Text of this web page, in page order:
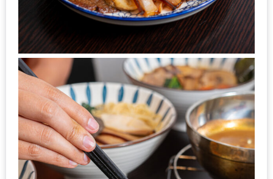
บ้าน
ทุก
คน
ต้อง
มา
พบ
สินค้า
เรื่อง
บ้าน